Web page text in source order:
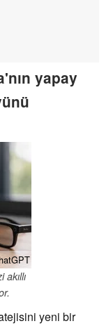
yapay
yeni bir